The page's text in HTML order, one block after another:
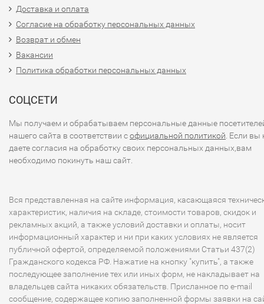
Доставка и оплата
Согласие на обработку персональных данных
Возврат и обмен
Вакансии
Политика обработки персональных данных
СОЦСЕТИ
Мы получаем и обрабатываем персональные данные
нашего сайта в соответствии софициальной политикой . Если вы
даете согласия на обработку своих персональных данных,вам
необходимо покинуть наш сайт.
Вся представленная на сайте информация, касающаяся
характеристик, наличия на складе, стоимости товаров, скидок и
рекламных акций, а также условий доставки и оплаты, носит
информационный характер и ни при каких условиях не является
публичной офертой, определяемой положениями Статьи 437(2)
Гражданского кодекса РФ. Нажатие на кнопку "купить", а также
последующее заполнение тех или иных форм, не накладывает на
владельцев сайта никаких обязательств. Присланное по e-mail
сообщение, содержащее копию заполненной формы заявки на